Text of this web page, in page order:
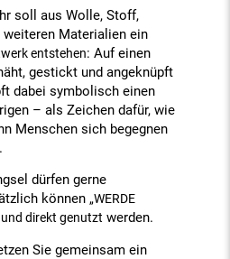
soll aus Wolle, Stoff,
weiteren Materialien ein
entstehen: Auf einen
gestickt und angeknüpft
dabei symbolisch einen
– als Zeichen dafür, wie
Menschen sich begegnen
dürfen gerne
können„WERDE
direkt genutzt werden.
Sie gemeinsam ein